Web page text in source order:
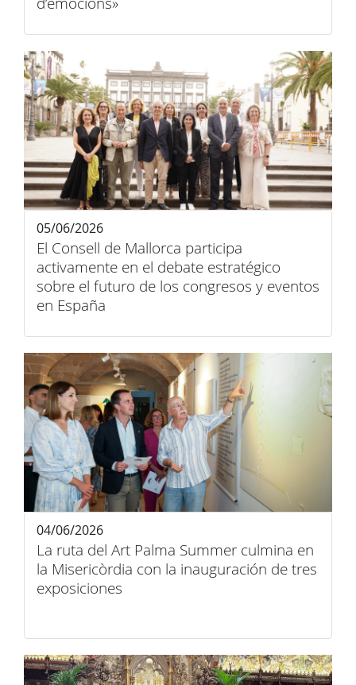
El Consell de Mallorca participa
activamente en el debate estratégico
sobre el futuro de los congresos y eventos
en España
05/06/2026
La ruta del Art Palma Summer culmina en
la Misericòrdia con la inauguración de tres
exposiciones
04/06/2026